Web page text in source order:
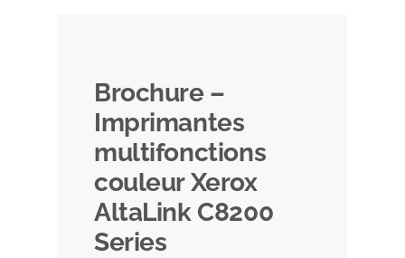
Brochure –
Imprimantes
multifonctions
couleur Xerox
AltaLink C8200
Series